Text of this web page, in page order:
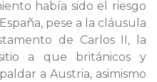
había sido el riesgo
pese a la cláusula
de Carlos II, la
a que británicos y
a Austria, asimismo